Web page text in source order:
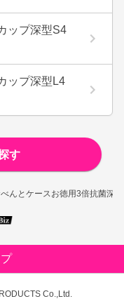
んとケースお徳用3倍抗菌深
ップ深型S4
ップ深型L4
す
Co.,Ltd.